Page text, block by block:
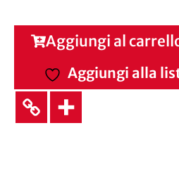
Aggiungi al
Aggiungi alla